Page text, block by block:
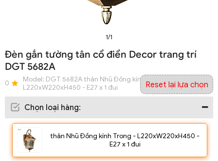
1/1
Đèn gắn tường tân cổ điển Decor trang trí
DGT 5682A
0 Model: DGT 5682A thân Nhũ Đồng kính Trong -
L220xW220xH450 - E27 x 1 đui
Chọn loại hàng:
thân Nhũ Đồng kính Trong - L220xW220xH450 -
E27 x 1 đui
Reset lại lựa chọn